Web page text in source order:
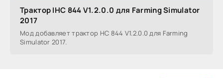
Трактор IHC 844 V1.2.0.0 для Farming Simulator
2017
Мод добавляет трактор HC 844 V1.2.0.0 для Farming
Simulator 2017.